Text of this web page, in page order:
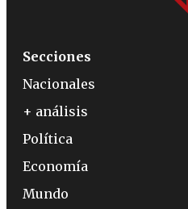
Secciones
Nacionales
+ análisis
Política
Economía
Mundo